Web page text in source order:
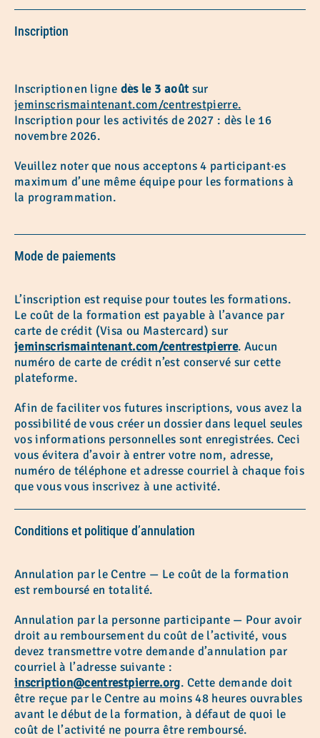
Inscription
Inscription en ligne dès le 3 aoûtsur
jeminscrismaintenant.com/centrestpierre.
Inscription pour les activités de 2027 : dès le 16
novembre 2026.
Veuillez noter que nous acceptons 4 participant·es
maximum d’une même équipe pour les formations à
la programmation.
Mode de paiements
L’inscription est requise pour toutes les formations.
Le coût de la formation est payable à l’avance par
carte de crédit (Visa ou Mastercard) sur
jeminscrismaintenant.com/centrestpierre. Aucun
numéro de carte de crédit n’est conservé sur cette
plateforme.
Afin de faciliter vos futures inscriptions, vous avez la
possibilité de vous créer un dossier dans lequel seules
vos informations personnelles sont enregistrées. Ceci
vous évitera d’avoir à entrer votre nom, adresse,
numéro de téléphone et adresse courriel à chaque fois
que vous vous inscrivez à une activité.
Conditions et politique d’annulation
Annulation par le Centre — Le coût de la formation
est remboursé en totalité.
Annulation par la personne participante — Pour avoir
droit au remboursement du coût de l’activité, vous
devez transmettre votre demande d’annulation par
courriel à l’adresse suivante :
inscription@centrestpierre.org. Cette demande doit
être reçue par le Centre au moins 48 heures ouvrables
avant le début de la formation, à défaut de quoi le
coût de l’activité ne pourra être remboursé.